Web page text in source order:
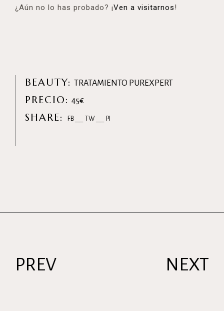
¿Aún no lo has probado? ¡Ven a visitarnos!
BEAUTY: TRATAMIENTO PUREXPERT
PRECIO: 45€
SHARE: FB TW PI
PREV NEXT